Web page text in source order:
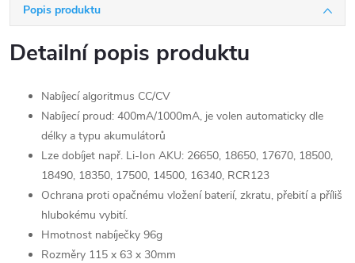
Popis produktu
Detailní popis produktu
Nabíjecí algoritmus CC/CV
Nabíjecí proud: 400mA/1000mA, je volen automaticky dle
délky a typu akumulátorů
Lze dobíjet např. Li-Ion AKU: 26650, 18650, 17670, 18500,
18490, 18350, 17500, 14500, 16340, RCR123
Ochrana proti opačnému vložení baterií, zkratu, přebití a příliš
hlubokému vybití.
Hmotnost nabíječky 96g
Rozměry 115 x 63 x 30mm